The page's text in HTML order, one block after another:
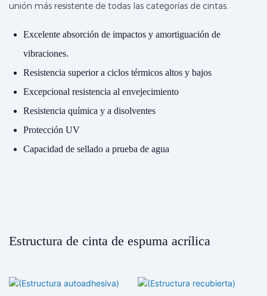
unión más resistente de todas las categorías de cintas.
Excelente absorción de impactos y amortiguación de
vibraciones.
Resistencia superior a ciclos térmicos altos y bajos
Excepcional resistencia al envejecimiento
Resistencia química y a disolventes
Protección UV
Capacidad de sellado a prueba de agua
Estructura de cinta de espuma acrílica